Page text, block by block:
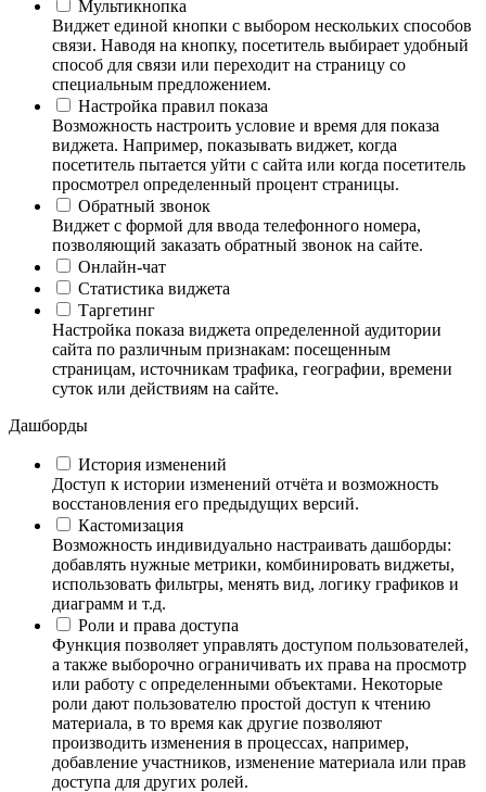
Мультикнопка
Виджет единой кнопки с выбором нескольких способов
связи. Наводя на кнопку, посетитель выбирает удобный
способ для связи или переходит на страницу со
специальным предложением.
Настройка правил показа
Возможность настроить условие и время для показа
виджета. Например, показывать виджет, когда
посетитель пытается уйти с сайта или когда посетитель
просмотрел определенный процент страницы.
Обратный звонок
Виджет с формой для ввода телефонного номера,
позволяющий заказать обратный звонок на сайте.
Онлайн-чат
Статистика виджета
Таргетинг
Настройка показа виджета определенной аудитории
сайта по различным признакам: посещенным
страницам, источникам трафика, географии, времени
суток или действиям на сайте.
Дашборды
История изменений
Доступ к истории изменений отчёта и возможность
восстановления его предыдущих версий.
Кастомизация
Возможность индивидуально настраивать дашборды:
добавлять нужные метрики, комбинировать виджеты,
использовать фильтры, менять вид, логику графиков и
диаграмм и т.д.
Роли и права доступа
Функция позволяет управлять доступом пользователей,
а также выборочно ограничивать их права на просмотр
или работу с определенными объектами. Некоторые
роли дают пользователю простой доступ к чтению
материала, в то время как другие позволяют
производить изменения в процессах, например,
добавление участников, изменение материала или прав
доступа для других ролей.